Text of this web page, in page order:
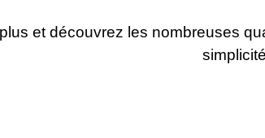
et découvrez les nombreuses